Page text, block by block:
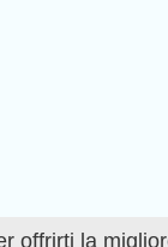
offrirti la